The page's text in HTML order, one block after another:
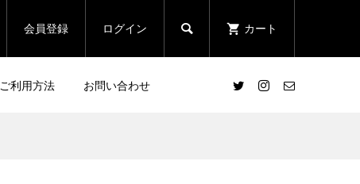
会員登録 ログイン  カート
ご利用方法 お問い合わせ